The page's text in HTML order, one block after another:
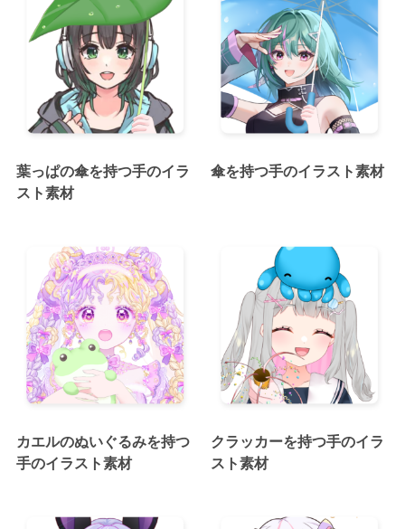
葉っぱの傘を持つ手のイラ
スト素材
傘を持つ手のイラスト素材
カエルのぬいぐるみを持つ
手のイラスト素材
クラッカーを持つ手のイラ
スト素材